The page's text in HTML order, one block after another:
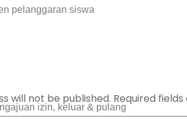
pelanggaran siswa
izin, keluar & pulang
will not be published. Required